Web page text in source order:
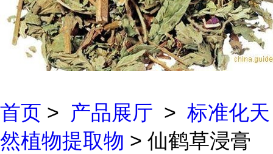
首页 > 产品展厅 > 标准化天
然植物提取物 > 仙鹤草浸膏